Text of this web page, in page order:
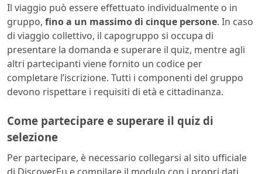
Il viaggio può essere effettuato individualmente o in
gruppo, fino a un massimo di cinque persone. In caso
di viaggio collettivo, il capogruppo si occupa di
presentare la domanda e superare il quiz, mentre agli
altri partecipanti viene fornito un codice per
completare l’iscrizione. Tutti i componenti del gruppo
devono rispettare i requisiti di età e cittadinanza.
Come partecipare e superare il quiz di
selezione
Per partecipare, è necessario collegarsi al sito ufficiale